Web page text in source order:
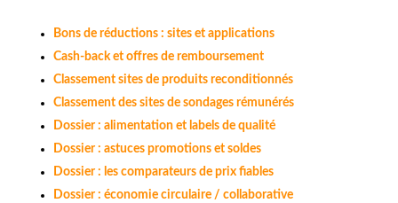
Bons de réductions : sites et applications
Cash-back et offres de remboursement
Classement sites de produits reconditionnés
Classement des sites de sondages rémunérés
Dossier : alimentation et labels de qualité
Dossier : astuces promotions et soldes
Dossier : les comparateurs de prix fiables
Dossier : économie circulaire / collaborative